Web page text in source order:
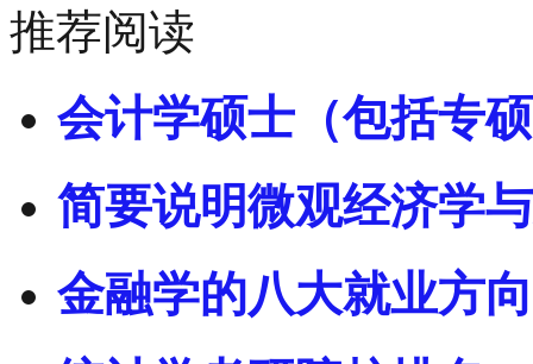
推荐阅读
会计学硕士（包括专
简要说明微观经济学
金融学的八大就业方